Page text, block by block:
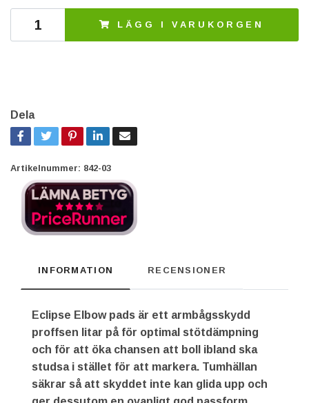
LÄGG I VARUKORGEN
Dela
Artikelnummer: 842-03
INFORMATION RECENSIONER
Eclipse Elbow pads är ett armbågsskydd
proffsen litar på för optimal stötdämpning
och för att öka chansen att boll ibland ska
studsa i stället för att markera. Tumhällan
säkrar så att skyddet inte kan glida upp och